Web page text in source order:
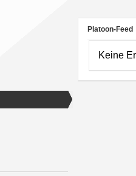
Platoon-Feed
Keine